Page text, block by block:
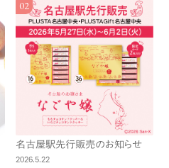
名古屋駅先行販売のお知らせ
2026.5.22